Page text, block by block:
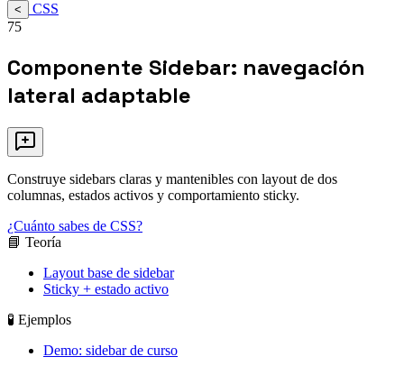
<
CSS
75
Componente Sidebar: navegación
lateral adaptable
Construye sidebars claras y mantenibles con layout de dos
columnas, estados activos y comportamiento sticky.
¿Cuánto sabes de CSS?
📘 Teoría
Layout base de sidebar
Sticky + estado activo
🧪 Ejemplos
Demo: sidebar de curso